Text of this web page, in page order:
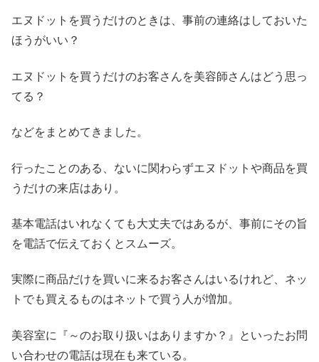
エヌドットを買うだけのときは、事前の連絡はしておいた
ほうがいい？
エヌドットを買うだけのお客さんを美容師さんはどう思っ
てる？
などをまとめてきました。
行ったことのある、ないに関わらずエヌドットや商品を買
うだけの来店はあり。
基本電話はいれなくても大丈夫ではあるが、事前にその旨
を電話で伝えておくとスムーズ。
実際に商品だけを買いに来るお客さんはいるけれど、ネッ
トでも買えるものはネットで買う人が増加。
美容室に『～のお取り扱いはありますか？』といったお問
い合わせの電話は現在も来ている。